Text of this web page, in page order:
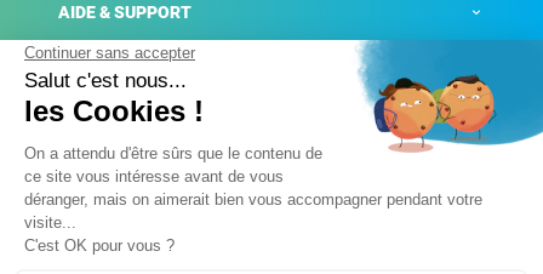
AIDE & SUPPORT
ACTUALITÉS
Mentions légales